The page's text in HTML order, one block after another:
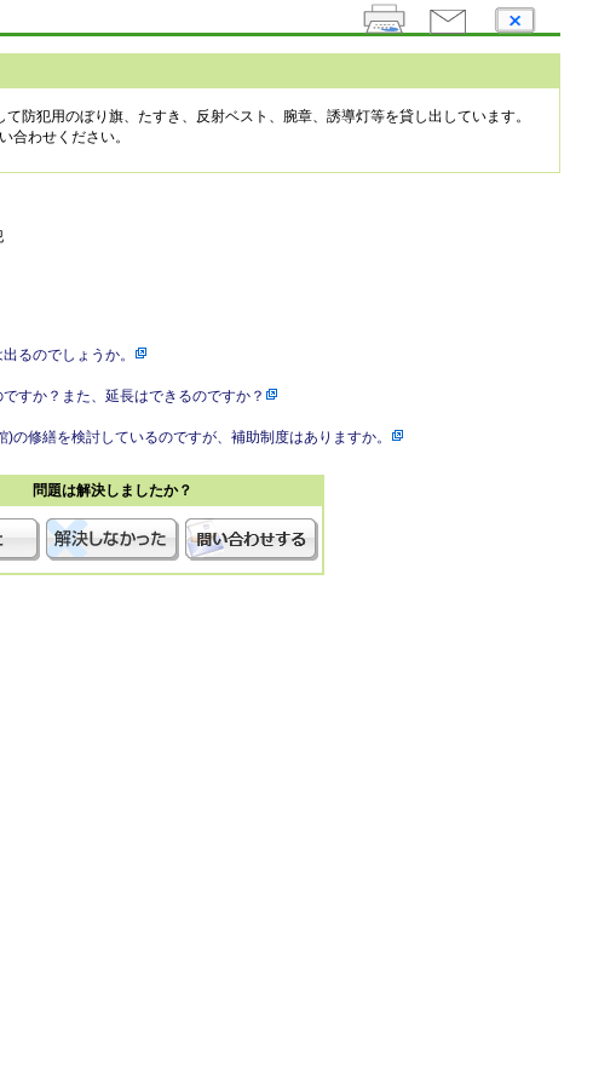
防犯用のぼり旗、たすき、反射ベスト、腕章、誘導灯等を貸し出しています。
合わせください。
るのでしょうか。
すか？また、延長はできるのですか？
修繕を検討しているのですが、補助制度はありますか。
問題は解決しましたか？